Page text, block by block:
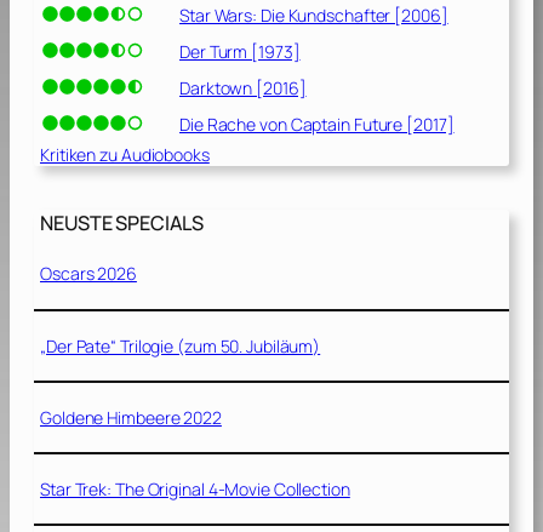
Star Wars: Die Kundschafter [2006]
Der Turm [1973]
Darktown [2016]
Die Rache von Captain Future [2017]
Kritiken zu Audiobooks
NEUSTE SPECIALS
Oscars 2026
„Der Pate“ Trilogie (zum 50. Jubiläum)
Goldene Himbeere 2022
Star Trek: The Original 4-Movie Collection